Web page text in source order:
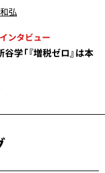
弘
ンタビュー
学「『増税ゼロ』は本